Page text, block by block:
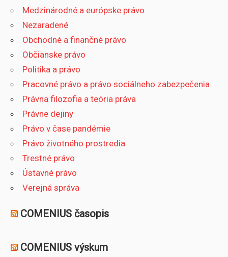
Medzinárodné a európske právo
Nezaradené
Obchodné a finančné právo
Občianske právo
Politika a právo
Pracovné právo a právo sociálneho zabezpečenia
Právna filozofia a teória práva
Právne dejiny
Právo v čase pandémie
Právo životného prostredia
Trestné právo
Ústavné právo
Verejná správa
COMENIUS časopis
COMENIUS výskum